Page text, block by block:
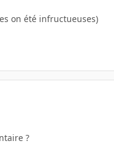
on été infructueuses)
?